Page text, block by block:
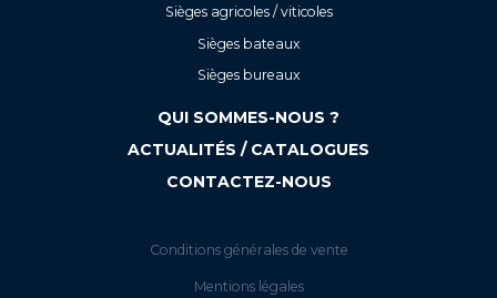
Sièges agricoles / viticoles
Sièges bateaux
Sièges bureaux
QUI SOMMES-NOUS ?
ACTUALITÉS / CATALOGUES
CONTACTEZ-NOUS
Conditions générales de vente
Mentions légales